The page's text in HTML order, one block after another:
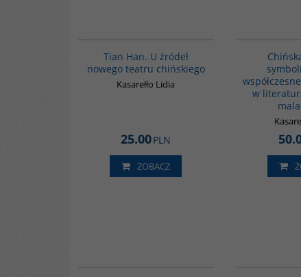
Tian Han. U źródeł
nowego teatru chińskiego
Kasarełło Lidia
25.00PLN
ZOBACZ
w